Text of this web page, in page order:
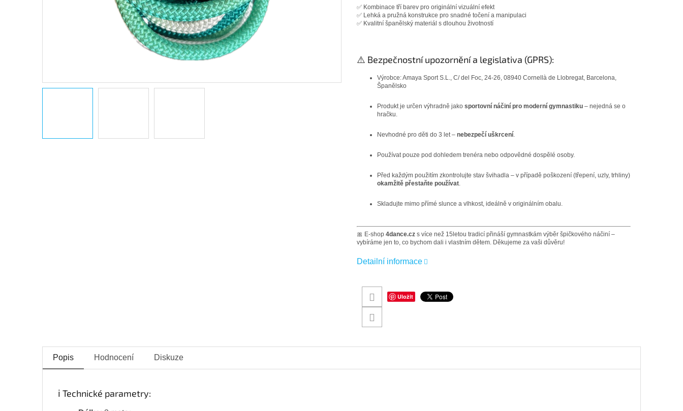
✅ Kombinace tří barev pro originální vizuální efekt
✅ Lehká a pružná konstrukce pro snadné točení a manipulaci
✅ Kvalitní španělský materiál s dlouhou životností
⚠️ Bezpečnostní upozornění a legislativa (GPRS):
Výrobce: Amaya Sport S.L., C/ del Foc, 24-26, 08940 Cornellà de Llobregat, Barcelona,
Španělsko
Produkt je určen výhradně jako sportovní náčiní pro moderní gymnastiku – nejedná se o
hračku.
Nevhodné pro děti do 3 let – nebezpečí uškrcení.
Používat pouze pod dohledem trenéra nebo odpovědné dospělé osoby.
Před každým použitím zkontrolujte stav švihadla – v případě poškození (třepení, uzly, trhliny)
okamžitě přestaňte používat.
Skladujte mimo přímé slunce a vlhkost, ideálně v originálním obalu.
🎀 E-shop 4dance.cz s více než 15letou tradicí přináší gymnastkám výběr špičkového náčiní –
vybíráme jen to, co bychom dali i vlastním dětem. Děkujeme za vaši důvěru!
Detailní informace
Uložit
Popis Hodnocení Diskuze
ℹ️ Technické parametry: